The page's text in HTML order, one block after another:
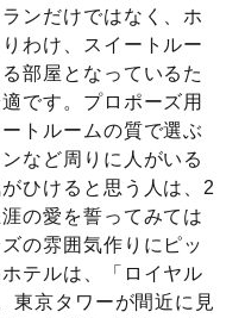
ンだけではなく、ホ
わけ、スイートルー
部屋となっているた
です。プロポーズ用
トルームの質で選ぶ
など周りに人がいる
ひけると思う人は、2
の愛を誓ってみては
の雰囲気作りにピッ
テルは、「ロイヤル
東京タワーが間近に見